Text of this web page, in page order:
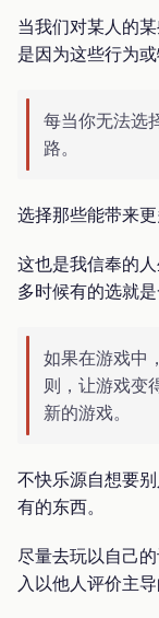
当我们对某人的
是因为这些行为
每当你无法选
路。
选择那些能带来更
这也是我信奉的
多时候有的选就是
如果在游戏中
则，让游戏变
新的游戏。
不快乐源自想要
有的东西。
尽量去玩以自己
入以他人评价主导